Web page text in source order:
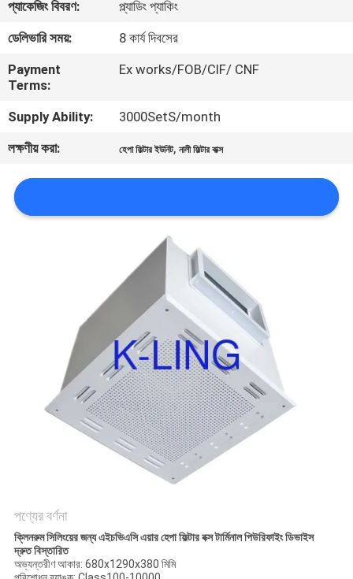
নিয়ন্ত্রণ
আমাদের
সাথে
যোগাযোগ
মামলা
গোপনীয়তা
প্যাকেজিং বিবরণ:
প্ল্যাডিং প্যাকিং
ডেলিভারি সময়:
8 কার্য দিবসের
Payment
Terms:
Ex works/FOB/CIF/ CNF
Supply Ability:
3000SetS/month
লক্ষণীয় করা:
হেপা ফিল্টার ইউনিট,নালী ফিল্টার বাক্স
পণ্যের বর্ণনা
ক্লিনরুম সিলিংয়ের জন্য এইচভিএসি এয়ার হেপা ফিল্টার বক্স টার্মিনাল পিউরিফাইং ডিভাইস
দ্রুত বিস্তারিত
অভ্যন্তরীণ আকার: 680x1290x380 মিমি